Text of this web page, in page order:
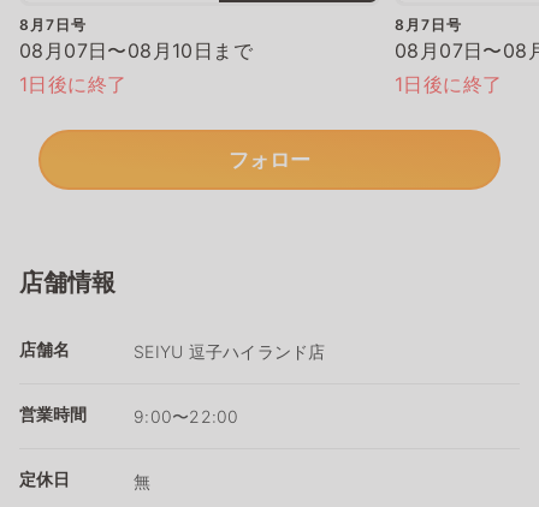
8月7日号
08月07日〜08月10日まで
1日後に終了
8月7日号
08月07日〜08
1日後に終了
フォロー
店舗情報
店舗名 SEIYU 逗子ハイランド店
営業時間 9:00〜22:00
定休日 無